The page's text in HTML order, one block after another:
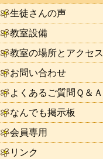
生徒さんの声
教室設備
教室の場所とアクセス
お問い合わせ
よくあるご質問Ｑ＆Ａ
なんでも掲示板
会員専用
リンク